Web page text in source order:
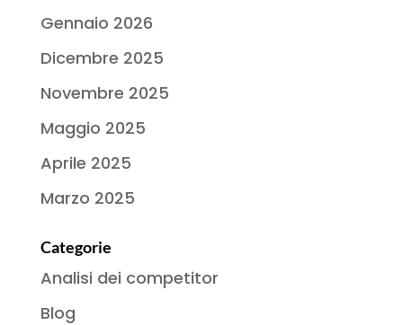
Gennaio 2026
Dicembre 2025
Novembre 2025
Maggio 2025
Aprile 2025
Marzo 2025
Categorie
Analisi dei competitor
Blog